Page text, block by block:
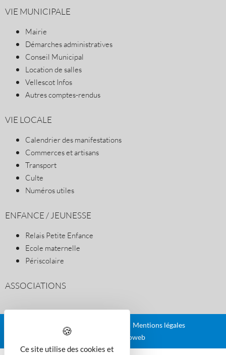
VIE MUNICIPALE
Mairie
Démarches administratives
Conseil Municipal
Location de salles
Vellescot Infos
Autres comptes-rendus
VIE LOCALE
Calendrier des manifestations
Commerces et artisans
Transport
Culte
Numéros utiles
ENFANCE / JEUNESSE
Relais Petite Enfance
Ecole maternelle
Périscolaire
ASSOCIATIONS
Plan du site
Mentions légales
Réalisé par illicoweb
Ce site utilise des cookies et